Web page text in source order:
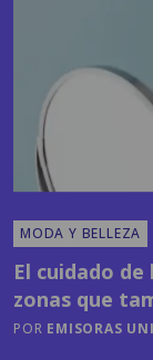
MODA Y BELLEZA
zonas que
POR EMISORAS